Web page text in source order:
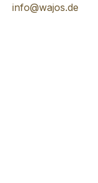
info@wajos.de